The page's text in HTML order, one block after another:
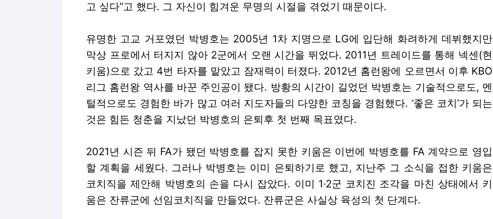
고 싶다”고 했다. 그 자신이 힘겨운 무명의 시절을 겪었기 때문이다.
유명한 고교 거포였던 박병호는 2005년 1차 지명으로 LG에 입단해 화려하게 데뷔했지만
막상 프로에서 터지지 않아 2군에서 오랜 시간을 뛰었다. 2011년 트레이드를 통해 넥센(현
키움)으로 갔고 4번 타자를 맡았고 잠재력이 터졌다. 2012년 홈런왕에 오르면서 이후 KBO
리그 홈런왕 역사를 바꾼 주인공이 됐다. 방황의 시간이 길었던 박병호는 기술적으로도, 멘
털적으로도 경험한 바가 많고 여러 지도자들의 다양한 코칭을 경험했다. ‘좋은 코치’가 되는
것은 힘든 청춘을 지났던 박병호의 은퇴후 첫 번째 목표였다.
2021년 시즌 뒤 FA가 됐던 박병호를 잡지 못한 키움은 이번에 박병호를 FA 계약으로 영입
할 계획을 세웠다. 그러나 박병호는 이미 은퇴하기로 했고, 지난주 그 소식을 접한 키움은
코치직을 제안해 박병호의 손을 다시 잡았다. 이미 1·2군 코치진 조각을 마친 상태에서 키
움은 잔류군에 선임코치직을 만들었다. 잔류군은 사실상 육성의 첫 단계다.